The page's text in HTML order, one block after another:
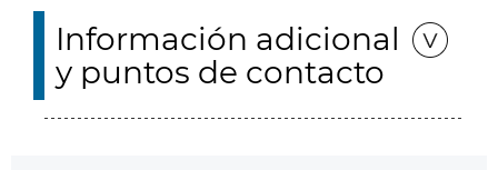
Información adicional
y puntos de contacto